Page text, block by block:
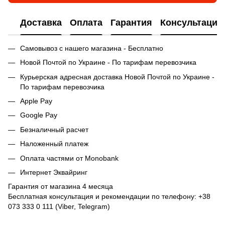
Доставка Оплата Гарантия Консультация
Самовывоз с нашего магазина - Бесплатно
Новой Почтой по Украине - По тарифам перевозчика
Курьерская адресная доставка Новой Почтой по Украине -
По тарифам перевозчика
Apple Pay
Google Pay
Безналичный расчет
Наложенный платеж
Оплата частями от Monobank
Интернет Эквайринг
Гарантия от магазина 4 месяца
Бесплатная консультация и рекомендации по телефону: +38
073 333 0 111 (Viber, Telegram)